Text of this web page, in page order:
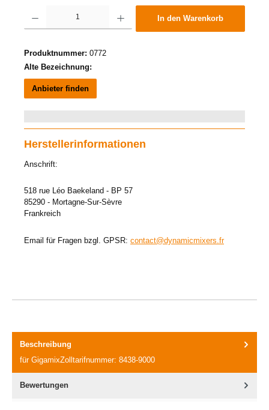
Produkt Anzahl: Gib den gewünschten Wert ein oder benutze die Schaltflächen um die
In den Warenkorb
Produktnummer: 0772
Alte Bezeichnung:
Anbieter finden
Herstellerinformationen
Anschrift:
518 rue Léo Baekeland - BP 57
85290 - Mortagne-Sur-Sèvre
Frankreich
Email für Fragen bzgl. GPSR: contact@dynamicmixers.fr
Beschreibung
für GigamixZolltarifnummer: 8438-9000
Bewertungen